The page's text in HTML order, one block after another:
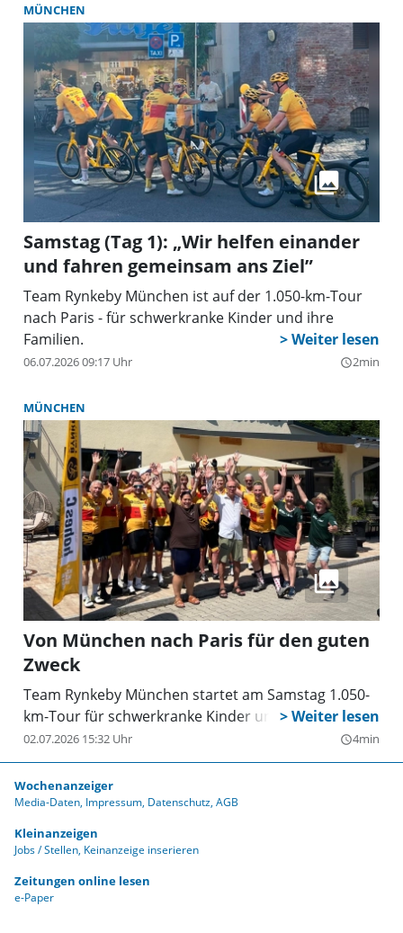
MÜNCHEN
Samstag (Tag 1): „Wir helfen einander
und fahren gemeinsam ans Ziel”
Team Rynkeby München ist auf der 1.050-km-Tour
nach Paris - für schwerkranke Kinder und ihre
Familien.
06.07.2026 09:17 Uhr query_builder2min
MÜNCHEN
Von München nach Paris für den guten
Zweck
Team Rynkeby München startet am Samstag 1.050-
km-Tour für schwerkranke Kinder und ihre Familien
02.07.2026 15:32 Uhr query_builder4min
Wochenanzeiger
Media-Daten Impressum Datenschutz AGB
Kleinanzeigen
Jobs / Stellen Keinanzeige inserieren
Zeitungen online lesen
e-Paper